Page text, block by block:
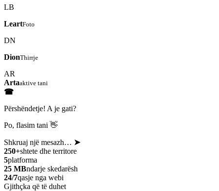
LB
LeartFoto
DN
DionThirrje
AR
Artaaktive tani
☎
Përshëndetje! A je gati?
Po, flasim tani 👋
Shkruaj një mesazh… ➤
250+shtete dhe territore
5platforma
25 MBndarje skedarësh
24/7qasje nga webi
Gjithçka që të duhet